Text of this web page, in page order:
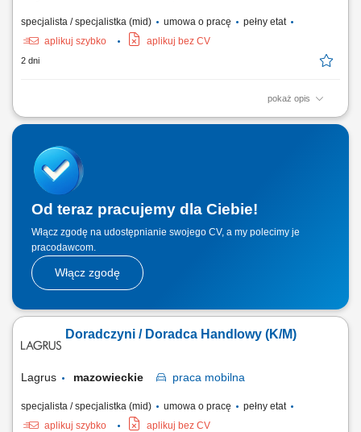
specjalista / specjalistka (mid) umowa o pracę
pełny etat
aplikuj szybko
aplikuj bez CV
2 dni
pokaż opis
Zakres obowiązków: Opieka nad obecnymi klientami firmy i dbanie o
prowadzenie szkoleń produktowych. Pozyskiwanie nowych klientów i
rozwijanie portfela sprzedaży. Nadzór nad dystrybucją listew i drzwi w
punktach sprzedaży...
Od teraz pracujemy dla Ciebie!
Włącz zgodę na udostępnianie swojego CV, a my polecimy je
pracodawcom.
Włącz zgodę
Doradczyni / Doradca Handlowy (K/M)
Lagrus mazowieckie praca mobilna
specjalista / specjalistka (mid) umowa o pracę
pełny etat
aplikuj szybko
aplikuj bez CV